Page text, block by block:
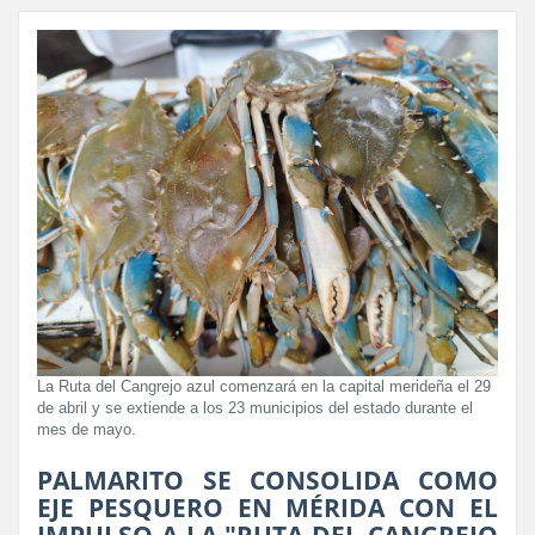
La Ruta del Cangrejo azul comenzará en la capital merideña el 29
de abril y se extiende a los 23 municipios del estado durante el
mes de mayo.
PALMARITO SE CONSOLIDA COMO
EJE PESQUERO EN MÉRIDA CON EL